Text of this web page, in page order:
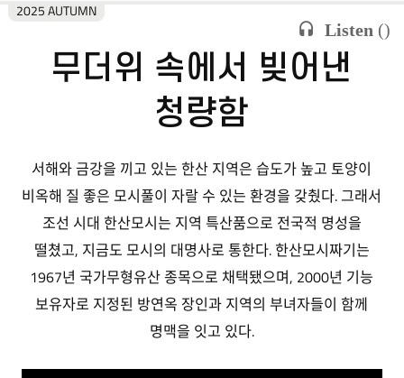
Listen ()
2025 AUTUMN
무더위 속에서 빚어낸
청량함
서해와 금강을 끼고 있는 한산 지역은 습도가 높고 토양이
비옥해 질 좋은 모시풀이 자랄 수 있는 환경을 갖췄다. 그래서
조선 시대 한산모시는 지역 특산품으로 전국적 명성을
떨쳤고, 지금도 모시의 대명사로 통한다. 한산모시짜기는
1967년 국가무형유산 종목으로 채택됐으며, 2000년 기능
보유자로 지정된 방연옥 장인과 지역의 부녀자들이 함께
명맥을 잇고 있다.